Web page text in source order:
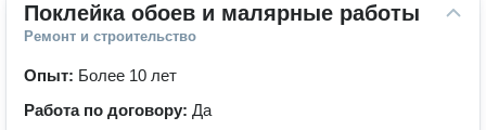
Поклейка обоев и малярные работы
Ремонт и строительство
Опыт: Более 10 лет
Работа по договору: Да